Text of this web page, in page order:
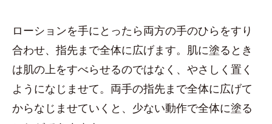
ローションを手にとったら両方の手のひらをすり
合わせ、指先まで全体に広げます。肌に塗るとき
は肌の上をすべらせるのではなく、やさしく置く
ようになじませて。両手の指先まで全体に広げて
からなじませていくと、少ない動作で全体に塗る